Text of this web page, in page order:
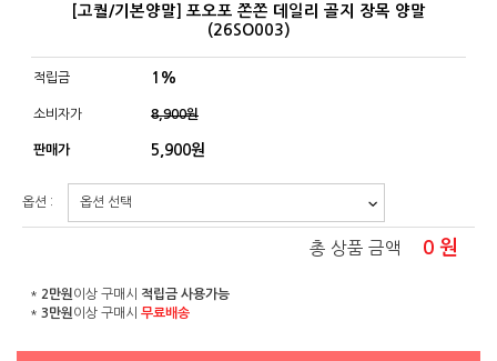
[고퀄/기본양말] 포오포 쫀쫀 데일리 골지 장목 양말
(26SO003)
적립금 1%
소비자가 8,900원
판매가 5,900원
옵션 :
총 상품 금액 0 원
* 2만원 이상 구매시 적립금 사용가능
* 3만원 이상 구매시 무료배송